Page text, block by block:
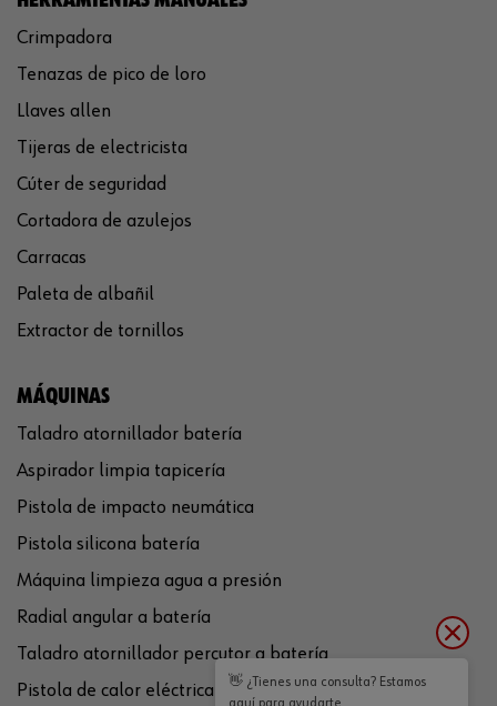
Crimpadora
Tenazas de pico de loro
Llaves allen
Tijeras de electricista
Cúter de seguridad
Cortadora de azulejos
Carracas
Paleta de albañil
Extractor de tornillos
MÁQUINAS
Taladro atornillador batería
Aspirador limpia tapicería
Pistola de impacto neumática
Pistola silicona batería
Máquina limpieza agua a presión
Radial angular a batería
Taladro atornillador percutor a batería
Pistola de calor eléctrica
👋 ¿Tienes una consulta? Estamos